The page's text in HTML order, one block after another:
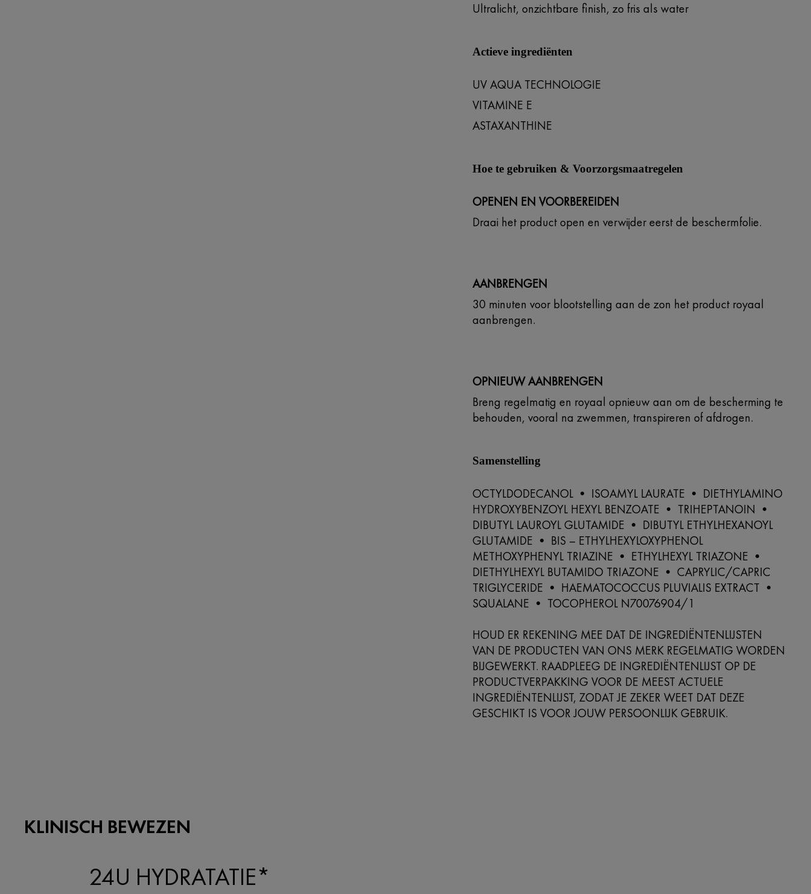
Ultralicht, onzichtbare finish, zo fris als water
Actieve ingrediënten
UV AQUA TECHNOLOGIE
VITAMINE E
ASTAXANTHINE
Hoe te gebruiken & Voorzorgsmaatregelen
OPENEN EN VOORBEREIDEN
Draai het product open en verwijder eerst de beschermfolie.
AANBRENGEN
30 minuten voor blootstelling aan de zon het product royaal
aanbrengen.
OPNIEUW AANBRENGEN
Breng regelmatig en royaal opnieuw aan om de bescherming te
behouden, vooral na zwemmen, transpireren of afdrogen.
Samenstelling
OCTYLDODECANOL • ISOAMYL LAURATE • DIETHYLAMINO
HYDROXYBENZOYL HEXYL BENZOATE • TRIHEPTANOIN •
DIBUTYL LAUROYL GLUTAMIDE • DIBUTYL ETHYLHEXANOYL
GLUTAMIDE • BIS – ETHYLHEXYLOXYPHENOL
METHOXYPHENYL TRIAZINE • ETHYLHEXYL TRIAZONE •
DIETHYLHEXYL BUTAMIDO TRIAZONE • CAPRYLIC/CAPRIC
TRIGLYCERIDE • HAEMATOCOCCUS PLUVIALIS EXTRACT •
SQUALANE • TOCOPHEROL N70076904/1
HOUD ER REKENING MEE DAT DE INGREDIËNTENLIJSTEN
VAN DE PRODUCTEN VAN ONS MERK REGELMATIG WORDEN
BIJGEWERKT. RAADPLEEG DE INGREDIËNTENLIJST OP DE
PRODUCTVERPAKKING VOOR DE MEEST ACTUELE
INGREDIËNTENLIJST, ZODAT JE ZEKER WEET DAT DEZE
GESCHIKT IS VOOR JOUW PERSOONLIJK GEBRUIK.
KLINISCH BEWEZEN
24U HYDRATATIE*